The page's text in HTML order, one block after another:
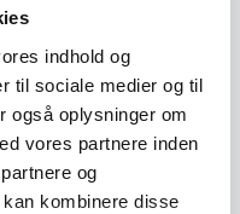
indhold og
til sociale medier og til
også oplysninger om
vores partnere inden
og
kombinere disse
6 stk Lyngby
Whiskyglas fra Lyngby.
er velegnet til whisky,
cognac m.v.